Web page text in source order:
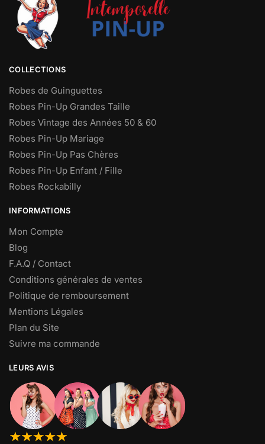
COLLECTIONS
Robes de Guinguettes
Robes Pin-Up Grandes Taille
Robes Vintage des Années 50 & 60
Robes Pin-Up Mariage
Robes Pin-Up Pas Chères
Robes Pin-Up Enfant / Fille
Robes Rockabilly
INFORMATIONS
Mon Compte
Blog
F.A.Q / Contact
Conditions générales de ventes
Politique de remboursement
Mentions Légales
Plan du Site
Suivre ma commande
LEURS AVIS